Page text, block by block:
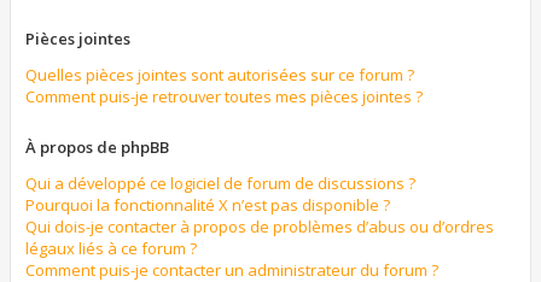
Pièces jointes
Quelles pièces jointes sont autorisées sur ce forum ?
Comment puis-je retrouver toutes mes pièces jointes ?
À propos de phpBB
Qui a développé ce logiciel de forum de discussions ?
Pourquoi la fonctionnalité X n’est pas disponible ?
Qui dois-je contacter à propos de problèmes d’abus ou d’ordres
légaux liés à ce forum ?
Comment puis-je contacter un administrateur du forum ?